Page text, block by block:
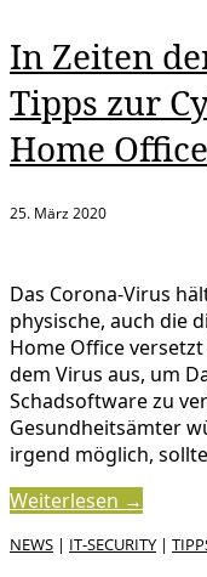
In Zeiten
Tipps zur
Home Office
25. März 2020
Das Corona-Virus
physische, auch die
Home Office
dem Virus aus, um
Schadsoftware zu
Gesundheitsämter
irgend möglich,
Weiterlesen →
NEWS | IT-SECURITY |